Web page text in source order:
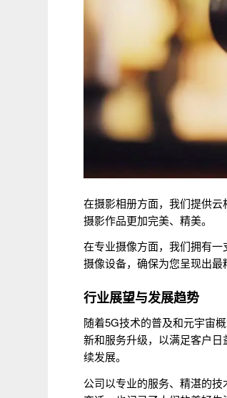
在摄影相册方面，我们提供
摄影作品更加完美、精美。
在专业摄像方面，我们拥有
摄像设备，确保为您呈现出最
行业展望与发展趋势
随着5G技术的普及和元宇宙
新和服务升级，以满足客户
续发展。
公司以专业的服务、精湛的